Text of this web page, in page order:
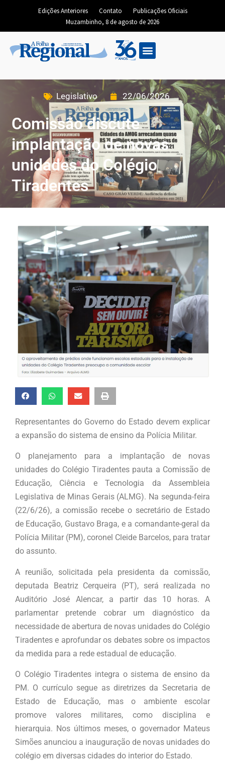
Edições Anteriores Contato
Publicações Oficiais
Muzambinho, 8 de agosto de 2026
Legislativo 22/06/2026
Comissão discute
implantação de novas
unidades do Colégio
Tiradentes
Representantes do Governo do Estado devem explicar
a expansão do sistema de ensino da Polícia Militar.
O planejamento para a implantação de novas
unidades do Colégio Tiradentes pauta a Comissão de
Educação, Ciência e Tecnologia da Assembleia
Legislativa de Minas Gerais (ALMG). Na segunda-feira
(22/6/26), a comissão recebe o secretário de Estado
de Educação, Gustavo Braga, e a comandante-geral da
Polícia Militar (PM), coronel Cleide Barcelos, para tratar
do assunto.
A reunião, solicitada pela presidenta da comissão,
deputada Beatriz Cerqueira (PT), será realizada no
Auditório José Alencar, a partir das 10 horas. A
parlamentar pretende cobrar um diagnóstico da
necessidade de abertura de novas unidades do Colégio
Tiradentes e aprofundar os debates sobre os impactos
da medida para a rede estadual de educação.
O Colégio Tiradentes integra o sistema de ensino da
PM. O currículo segue as diretrizes da Secretaria de
Estado de Educação, mas o ambiente escolar
promove valores militares, como disciplina e
hierarquia. Nos últimos meses, o governador Mateus
Simões anunciou a inauguração de novas unidades do
colégio em diversas cidades do interior do Estado.